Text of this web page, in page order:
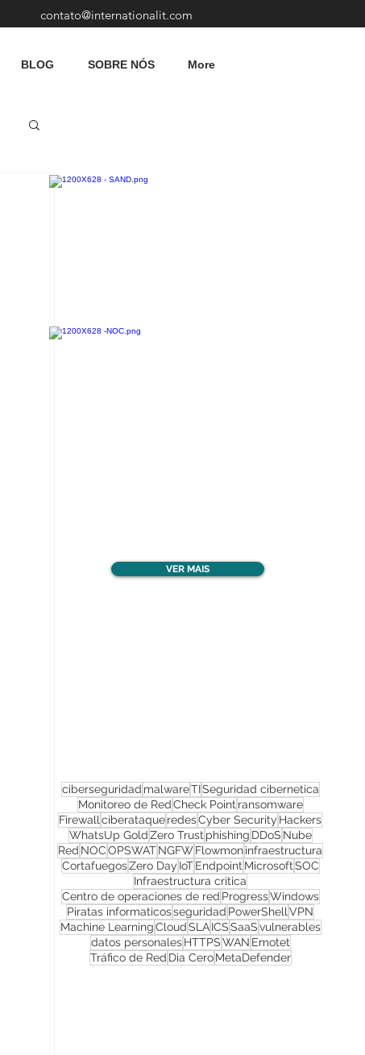
contato@internationalit.com
BLOG SOBRE NÓS More
ciberseguridad malwareTISeguridad cibernetica
Monitoreo de RedCheck Point ransomware
Firewall ciberataqueredesCyber Security Hackers
WhatsUp GoldZero Trust phishing DDoS Nube
Red NOCOPSWATNGFWFlowmoninfraestructura
CortafuegosZero Day IoT Endpoint MicrosoftSOC
Infraestructura critica
Centro de operaciones de red ProgressWindows
Piratas informaticosseguridad PowerShell VPN
Machine LearningCloudSLA ICSSaaSvulnerables
datos personales HTTPSWAN Emotet
Tráfico de Red Dia Cero MetaDefender
VER MAIS